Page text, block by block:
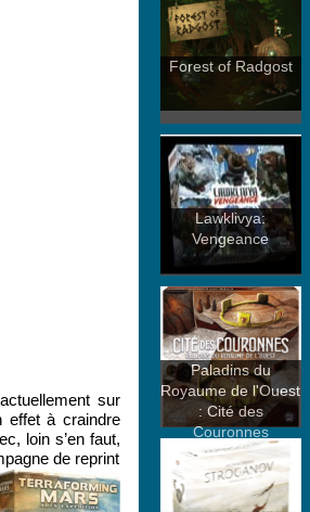
sur
effet à craindre
loin s’en faut,
de reprint
Forest of Radgost
Lawklivya:
Vengeance
Paladins du
Royaume de l'Ouest
: Cité des
Couronnes